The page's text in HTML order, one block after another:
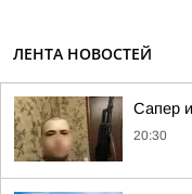
ЛЕНТА НОВОСТЕЙ
Сапер
20:30